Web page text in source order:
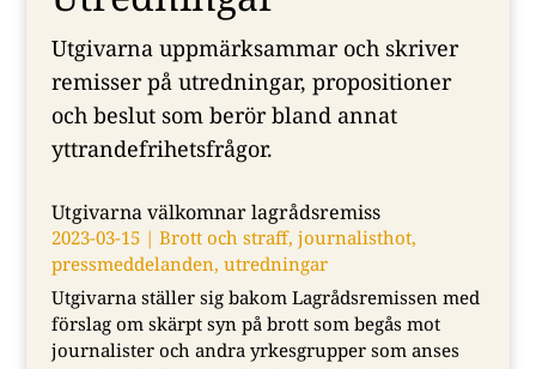
Utgivarna uppmärksammar och skriver
remisser på utredningar, propositioner
och beslut som berör bland annat
yttrandefrihetsfrågor.
Utgivarna välkomnar lagrådsremiss
2023-03-15| Brott och straff, journalisthot,
pressmeddelanden, utredningar
Utgivarna ställer sig bakom Lagrådsremissen med
förslag om skärpt syn på brott som begås mot
journalister och andra yrkesgrupper som anses